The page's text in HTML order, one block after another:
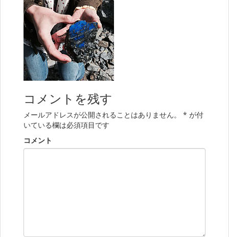
コメントを残す
メールアドレスが公開されることはありません。 * が付
いている欄は必須項目です
コメント